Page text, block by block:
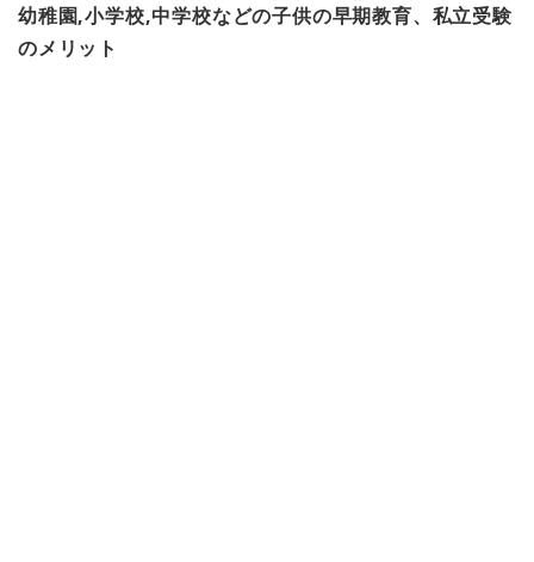
幼稚園,小学校,中学校などの子供の早期教育、私立受験
のメリット